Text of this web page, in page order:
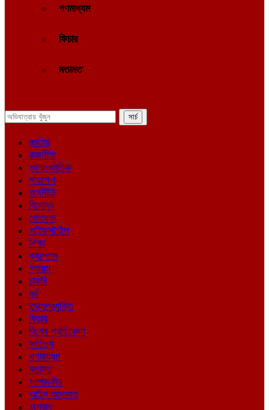
গণমাধ্যম
ফিচার
মতামত
জাতীয়
রাজনীতি
আন্তর্জাতিক
সারাদেশ
অর্থনীতি
বিনোদন
খেলাধুলা
লাইফস্টাইল
শিক্ষা
ক্যাম্পাস
স্বাস্থ্য
চাকরি
ধর্ম
তথ্যপ্রযুক্তি
ফিচার
বিশেষ প্রতিবেদন
সাহিত্য
গণমাধ্যম
মতামত
সম্পাদকীয়
আইন আদালত
অপরাধ